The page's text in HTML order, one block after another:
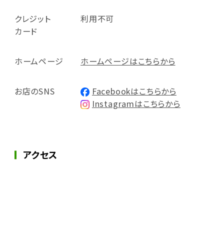
クレジット
カード
利用不可
ホームページ ホームページはこちらから
お店のSNS
Facebookはこちらから
Instagramはこちらから
アクセス